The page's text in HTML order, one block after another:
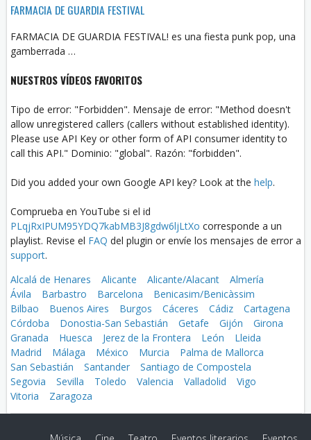
FARMACIA DE GUARDIA FESTIVAL
FARMACIA DE GUARDIA FESTIVAL! es una fiesta punk pop, una
gamberrada …
NUESTROS VÍDEOS FAVORITOS
Tipo de error: "Forbidden". Mensaje de error: "Method doesn't
allow unregistered callers (callers without established identity).
Please use API Key or other form of API consumer identity to
call this API." Dominio: "global". Razón: "forbidden".
Did you added your own Google API key? Look at the help.
Comprueba en YouTube si el id
PLqjRxIPUM95YDQ7kabMB3J8gdw6ljLtXo corresponde a un
playlist. Revise el FAQ del plugin or envíe los mensajes de error a
support.
Alcalá de Henares
Alicante Alicante/Alacant
Almería
Ávila
Barbastro Barcelona
Benicasim/Benicàssim
Bilbao
Buenos Aires Burgos Cáceres Cádiz
Cartagena
Córdoba
Donostia-San Sebastián Getafe Gijón
Girona
Granada
Huesca Jerez de la Frontera León
Lleida
Madrid
Málaga México Murcia
Palma de Mallorca
San Sebastián
Santander
Santiago de Compostela
Segovia
Sevilla Toledo Valencia Valladolid
Vigo
Vitoria
Zaragoza